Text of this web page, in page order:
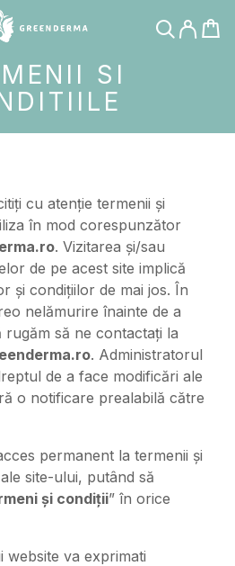
SI
cu atenție termenii și
în mod corespunzător
. Vizitarea și/sau
de pe acest site implică
și condițiilor de mai jos. În
nelămurire înainte de a
rugăm să ne contactați la
. Administratorul
de a face modificări ale
o notificare prealabilă către
permanent la termenii și
site-ului, putând să
și condiții” în orice
website va exprimati